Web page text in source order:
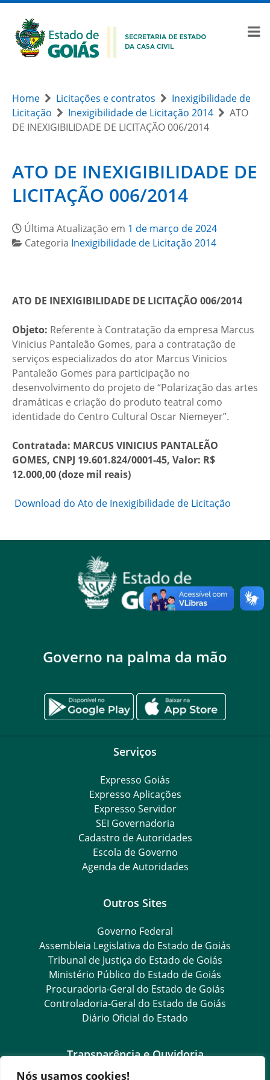
Nós usamos cookies!
Home Licitações e contratos
Inexigibilidade de
Licitação
Inexigibilidade de Licitação 2014
ATO
DE INEXIGIBILIDADE DE LICITAÇÃO 006/2014
ATO DE INEXIGIBILIDADE DE
LICITAÇÃO 006/2014
Última Atualização em 1 de março de 2024
Categoria Inexigibilidade de Licitação 2014
ATO DE INEXIGIBILIDADE DE LICITAÇÃO 006/2014
Objeto: Referente à Contratação da empresa Marcus
Vinicius Pantaleão Gomes, para a contratação de
serviços especializados do ator Marcus Vinicios
Pantaleão Gomes para participação no
desenvolvimento do projeto de “Polarização das artes
dramáticas e criação do produto teatral como
identidade do Centro Cultural Oscar Niemeyer”.
Contratada: MARCUS VINICIUS PANTALEÃO
GOMES, CNPJ 19.601.824/0001-45, Valor: R$
12.000,00(doze mil reais)
Download do Ato de Inexigibilidade de Licitação
Governo na palma da mão
Serviços
Expresso Goiás
Expresso Aplicações
Expresso Servidor
SEI Governadoria
Cadastro de Autoridades
Escola de Governo
Agenda de Autoridades
Outros Sites
Governo Federal
Assembleia Legislativa do Estado de Goiás
Tribunal de Justiça do Estado de Goiás
Ministério Público do Estado de Goiás
Procuradoria-Geral do Estado de Goiás
Controladoria-Geral do Estado de Goiás
Diário Oficial do Estado
Transparência e Ouvidoria